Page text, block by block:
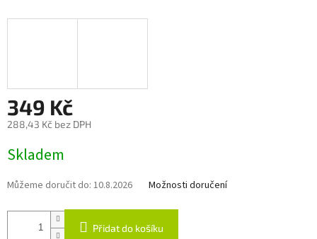
349 Kč
288,43 Kč bez DPH
cena:
Skladem
Můžeme doručit do: 10.8.2026 Možnosti doručení
Přidat do košíku